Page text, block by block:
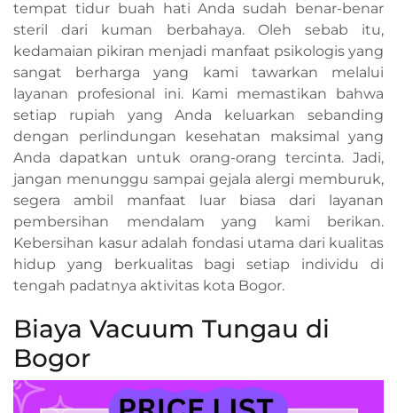
tempat tidur buah hati Anda sudah benar-benar
steril dari kuman berbahaya. Oleh sebab itu,
kedamaian pikiran menjadi manfaat psikologis yang
sangat berharga yang kami tawarkan melalui
layanan profesional ini. Kami memastikan bahwa
setiap rupiah yang Anda keluarkan sebanding
dengan perlindungan kesehatan maksimal yang
Anda dapatkan untuk orang-orang tercinta. Jadi,
jangan menunggu sampai gejala alergi memburuk,
segera ambil manfaat luar biasa dari layanan
pembersihan mendalam yang kami berikan.
Kebersihan kasur adalah fondasi utama dari kualitas
hidup yang berkualitas bagi setiap individu di
tengah padatnya aktivitas kota Bogor.
Biaya Vacuum Tungau di
Bogor